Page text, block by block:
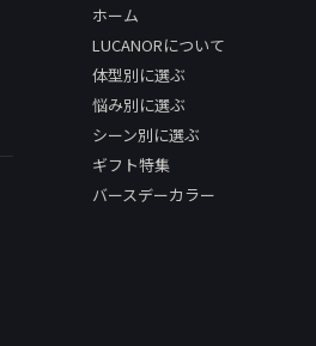
ホーム
LUCANORについて
体型別に選ぶ
悩み別に選ぶ
シーン別に選ぶ
ギフト特集
バースデーカラー